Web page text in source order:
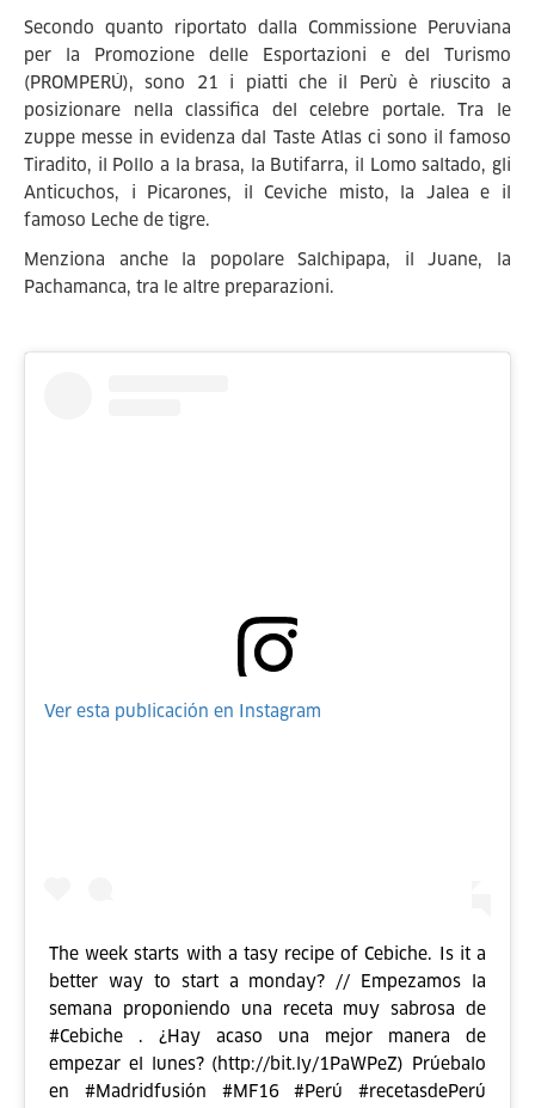
Secondo quanto riportato dalla Commissione Peruviana
per la Promozione delle Esportazioni e del Turismo
(PROMPERÚ), sono 21 i piatti che il Perù è riuscito a
posizionare nella classifica del celebre portale. Tra le
zuppe messe in evidenza dal Taste Atlas ci sono il famoso
Tiradito, il Pollo a la brasa, la Butifarra, il Lomo saltado, gli
Anticuchos, i Picarones, il Ceviche misto, la Jalea e il
famoso Leche de tigre.
Menziona anche la popolare Salchipapa, il Juane, la
Pachamanca, tra le altre preparazioni.
Ver esta publicación en Instagram
The week starts with a tasy recipe of Cebiche. Is it a
better way to start a monday? // Empezamos la
semana proponiendo una receta muy sabrosa de
#Cebiche . ¿Hay acaso una mejor manera de
empezar el lunes? (http://bit.ly/1PaWPeZ) Prúebalo
en #Madridfusión #MF16 #Perú #recetasdePerú